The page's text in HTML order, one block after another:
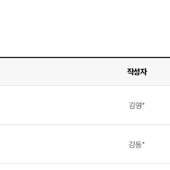
작성자
김영*
강동*